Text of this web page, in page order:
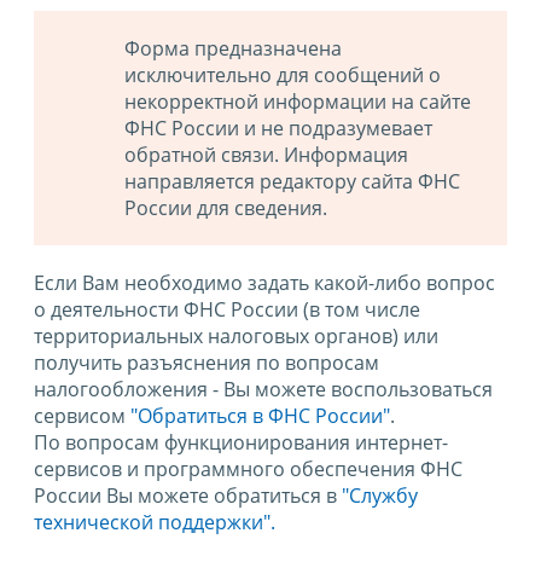
Форма предназначена
исключительно для сообщений о
некорректной информации на сайте
ФНС России и не подразумевает
обратной связи. Информация
направляется редактору сайта ФНС
России для сведения.
Если Вам необходимо задать какой-либо вопрос
о деятельности ФНС России (в том числе
территориальных налоговых органов) или
получить разъяснения по вопросам
налогообложения - Вы можете воспользоваться
сервисом "Обратиться в ФНС России".
По вопросам функционирования интернет-
сервисов и программного обеспечения ФНС
России Вы можете обратиться в "Службу
технической поддержки".